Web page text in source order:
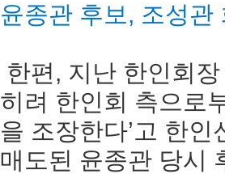
윤종관 후보, 조성관
한편, 지난 한인회
히려 한인회 측으로
을 조장한다’고 한
매도된 윤종관 당시